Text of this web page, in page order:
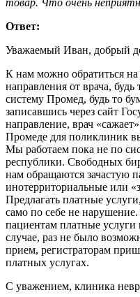
Ответ:
Уважаемый Иван, добрый
К нам можно обратиться
направления от врача, будь
систему Промед, будь то
записавшись через сайт
направление, врач
Промеде для поликлиник
Мы работаем пока не по
республики. Свободных
нам обращаются зачастую
инотерриториальные или
Предлагать платные
само по себе не
пациентам платные
случае, раз не было
прием, регистраторам
платных услугах.
С уважением, клиника